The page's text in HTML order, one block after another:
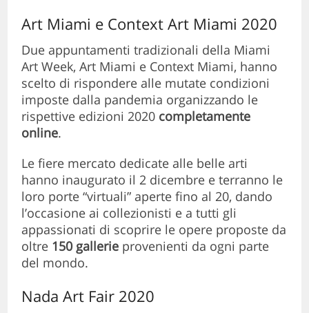
Art Miami e Context Art Miami 2020
Due appuntamenti tradizionali della Miami
Art Week, Art Miami e Context Miami, hanno
scelto di rispondere alle mutate condizioni
imposte dalla pandemia organizzando le
rispettive edizioni 2020 completamente
online.
Le fiere mercato dedicate alle belle arti
hanno inaugurato il 2 dicembre e terranno le
loro porte “virtuali” aperte fino al 20, dando
l’occasione ai collezionisti e a tutti gli
appassionati di scoprire le opere proposte da
oltre 150 gallerie provenienti da ogni parte
del mondo.
Nada Art Fair 2020